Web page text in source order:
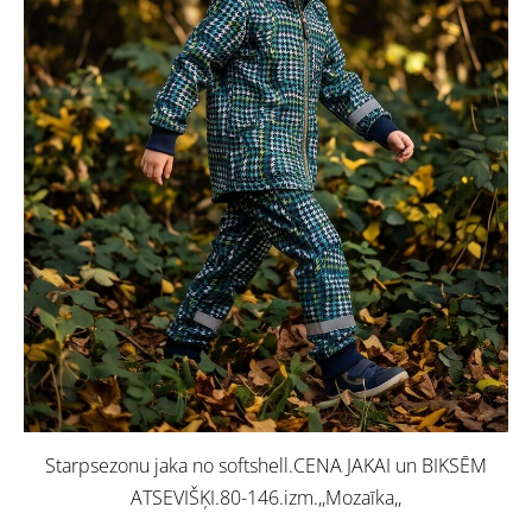
Starpsezonu jaka no softshell.CENA JAKAI un BIKSĒM
ATSEVIŠĶI.80-146.izm.,,Mozaīka,,